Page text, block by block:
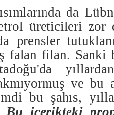
da
üreticileri zor
prensler
falan filan. Sanki
ve bu
bu şahıs,
Bu içerikteki